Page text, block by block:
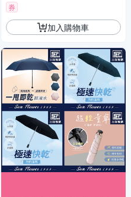
券
加入購物車